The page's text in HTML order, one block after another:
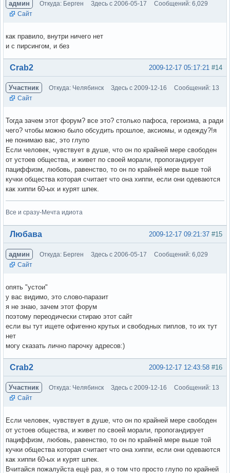
админ Откуда: Берген Здесь с 2006-05-17
Сообщений: 6,029
Сайт
как правило, внутри ничего нет
и с пирсингом, и без
Вне форума #14
2009-12-17 05:17:21
Crab2
Участник Откуда: Челябинск Здесь с 2009-12-16
Сообщений: 13
Сайт
Тогда зачем этот форум? все это? столько пафоса, героизма, а ради
чего? чтобы можно было обсудить прошлое, аксиомы, и одежду?!я
не понимаю вас, это глупо
Если человек, чувствует в душе, что он по крайней мере свободен
от устоев общества, и живет по своей морали, пропогандирует
пациффизм, любовь, равенство, то он по крайней мере выше той
кучки общества которая считает что она хиппи, если они одеваются
как хиппи 60-ых и курят шпек.
Все и сразу-Мечта идиота
Вне форума #15
2009-12-17 09:21:37
Любава
админ Откуда: Берген Здесь с 2006-05-17
Сообщений: 6,029
Сайт
опять "устои"
у вас видимо, это слово-паразит
я не знаю, зачем этот форум
поэтому переодически стираю этот сайт
если вы тут ищете офигенно крутых и свободных пиплов, то их тут
нет
могу сказать лично парочку адресов:)
Вне форума #16
2009-12-17 12:43:58
Crab2
Участник Откуда: Челябинск Здесь с 2009-12-16
Сообщений: 13
Сайт
Если человек, чувствует в душе, что он по крайней мере свободен
от устоев общества, и живет по своей морали, пропогандирует
пациффизм, любовь, равенство, то он по крайней мере выше той
кучки общества которая считает что она хиппи, если они одеваются
как хиппи 60-ых и курят шпек.
Вчитайся пожалуйста ещё раз, я о том что просто глупо по крайней